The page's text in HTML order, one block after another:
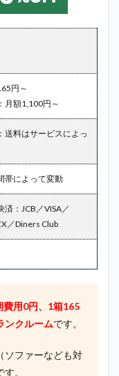
円～
月額1,100円～
送料はサービスによっ
帯によって変動
：JCB／VISA／
／Diners Club
費用0円、1箱165
ンクルームです。
ソファーなども対
。